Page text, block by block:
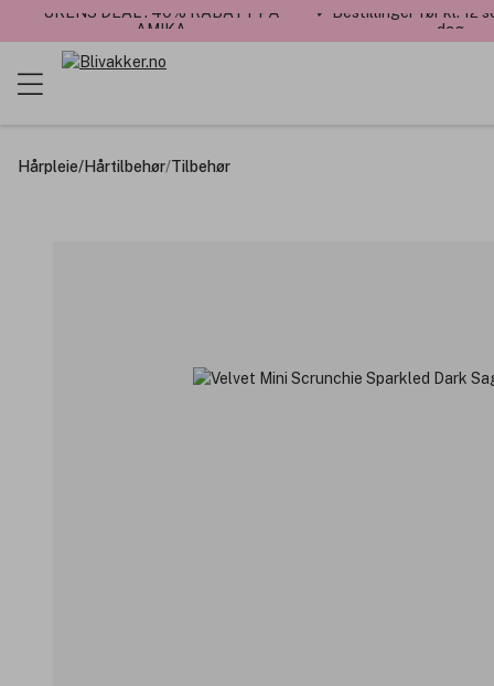
UKENS DEAL : 40% RABATT PÅ
AMIKA
✓ Bestillinger før kl. 12
dag
Hårpleie/Hårtilbehør/Tilbehør